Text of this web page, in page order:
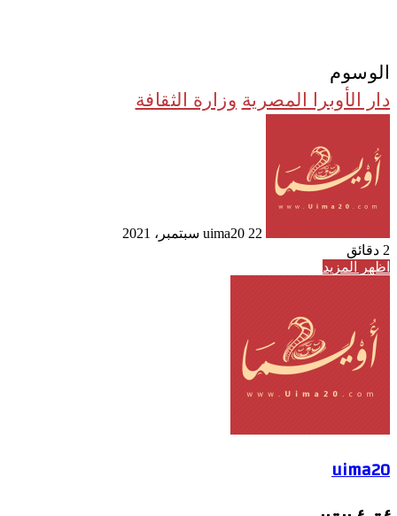
الوسوم
دار الأوبرا المصرية وزارة الثقافة
uima20 22 سبتمبر، 2021
2 دقائق
اظهر المزيد
uima20